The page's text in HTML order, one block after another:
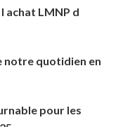
achat LMNP d
notre quotidien en
pour les